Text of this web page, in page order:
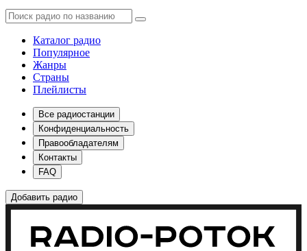
Каталог радио
Популярное
Жанры
Страны
Плейлисты
Все радиостанции
Конфиденциальность
Правообладателям
Контакты
FAQ
Добавить радио